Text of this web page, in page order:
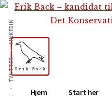
Skip
indhold
Gå
primær
sidebar
Skip
footer
Additional
menu
TWITTER
LINKEDIN
Erik
Tekstforfatter,
Hjem Start her